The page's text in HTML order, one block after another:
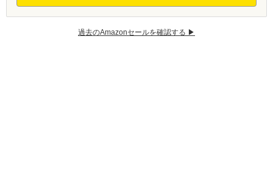
過去のAmazonセールを確認する ▶︎